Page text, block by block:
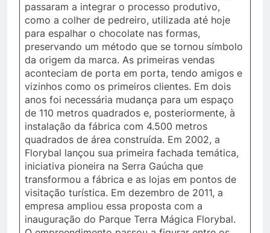
passaram a integrar o processo produtivo,
como a colher de pedreiro, utilizada até hoje
para espalhar o chocolate nas formas,
preservando um método que se tornou símbolo
da origem da marca. As primeiras vendas
aconteciam de porta em porta, tendo amigos e
vizinhos como os primeiros clientes. Em dois
anos foi necessária mudança para um espaço
de 110 metros quadrados e, posteriormente, à
instalação da fábrica com 4.500 metros
quadrados de área construída. Em 2002, a
Florybal lançou sua primeira fachada temática,
iniciativa pioneira na Serra Gaúcha que
transformou a fábrica e as lojas em pontos de
visitação turística. Em dezembro de 2011, a
empresa ampliou essa proposta com a
inauguração do Parque Terra Mágica Florybal.